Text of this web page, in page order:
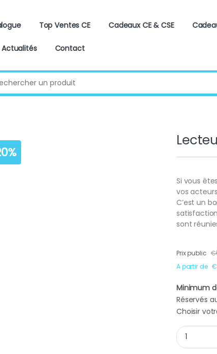
Top Ventes CE Cadeaux CE & CSE
Actualités Contact
for:
Si vous
vos
C’est un
sont
Prix public €
A partir de €
Minimum
Réservés
Choisir
Lecteur